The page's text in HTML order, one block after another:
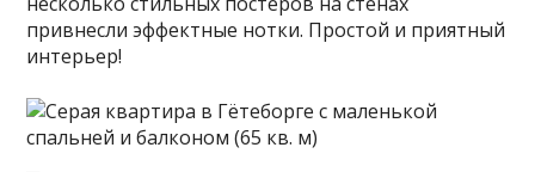
привнесли эффектные нотки. Простой и приятный
интерьер!